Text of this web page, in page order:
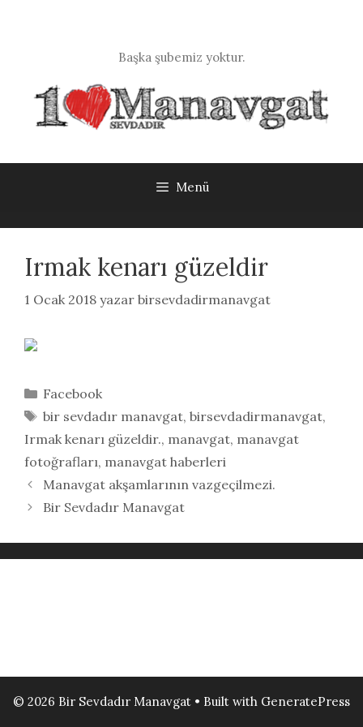
Başka şubemiz yoktur.
Menü
Irmak kenarı güzeldir
1 Ocak 2018 yazar birsevdadirmanavgat
Kategoriler
Facebook
Etiketler
bir sevdadır manavgat, birsevdadirmanavgat,
Irmak kenarı güzeldir., manavgat, manavgat
fotoğrafları, manavgat haberleri
Manavgat akşamlarının vazgeçilmezi.
Bir Sevdadır Manavgat
© 2026 Bir Sevdadır Manavgat • Built with GeneratePress